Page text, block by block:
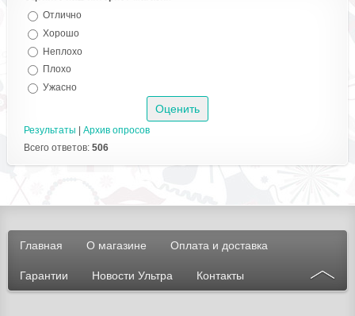
Отлично
Хорошо
Неплохо
Плохо
Ужасно
Результаты
Архив опросов
Всего ответов: 506
Главная О магазине Оплата и доставка
Гарантии Новости Ультра Контакты